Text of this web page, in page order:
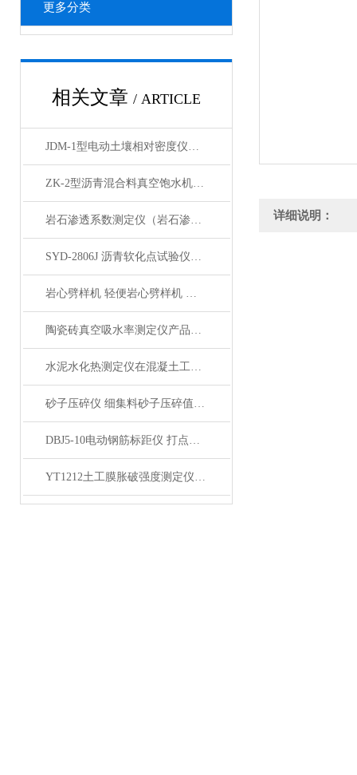
更多分类
相关文章 / ARTICLE
JDM-1型电动土壤相对密度仪技术参数
ZK-2型沥青混合料真空饱水机产品展示
岩石渗透系数测定仪（岩石渗透仪）产品展示
SYD-2806J 沥青软化点试验仪电脑四路液晶打印展示
岩心劈样机 轻便岩心劈样机 岩芯劈开机产品展示
陶瓷砖真空吸水率测定仪产品展示
水泥水化热测定仪在混凝土工程中的应用
砂子压碎仪 细集料砂子压碎值指标测定仪产品展示
DBJ5-10电动钢筋标距仪 打点机产品展示
YT1212土工膜胀破强度测定仪产品简介
详细说明：